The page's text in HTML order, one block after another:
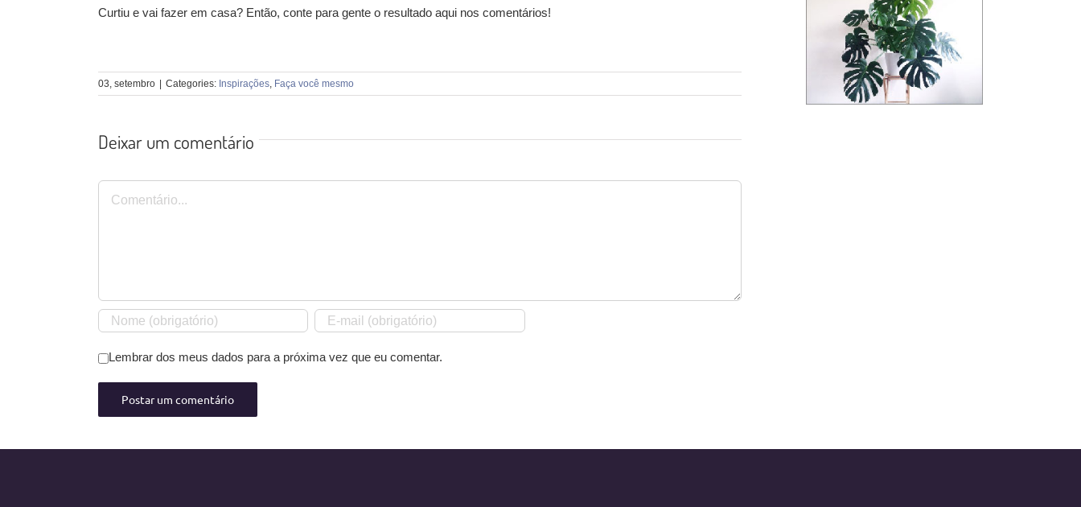
Curtiu e vai fazer em casa? Então, conte para gente o resultado aqui nos comentários!
03, setembro Categories: Inspirações, Faça você mesmo
Deixar um comentário
Comentário
Lembrar dos meus dados para a próxima vez que eu comentar.